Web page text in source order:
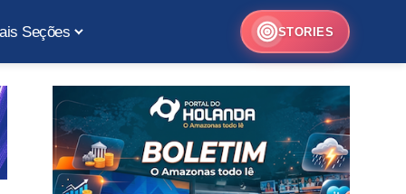
Seções STORIES